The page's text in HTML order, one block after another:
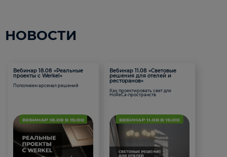
НОВОСТИ
Вебинар 18.08 «Реальные
проекты с Werkel»
Пополняем арсенал решений
Вебинар 11.08 «Световые
решения для отелей и
ресторанов»
Как проектировать свет для
HoReCa-пространств